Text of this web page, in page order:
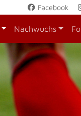
Facebook
Nachwuchs